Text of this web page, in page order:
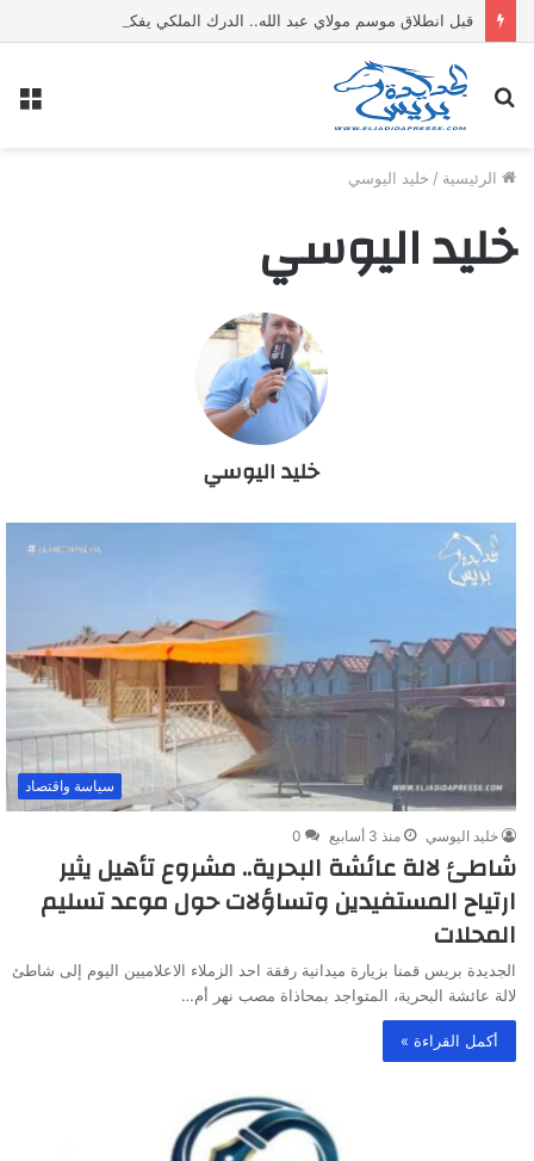
بحث
الرئيسية / خليد اليوسي
خليد اليوسي
خليد اليوسي
سياسة واقتصاد
خليد اليوسي منذ 3 أسابيع 0
شاطئ لالة عائشة البحرية.. مشروع تأهيل يثير
ارتياح المستفيدين وتساؤلات حول موعد تسليم
المحلات
الجديدة بريس قمنا بزيارة ميدانية رفقة احد الزملاء الاعلاميين اليوم إلى شاطئ
لالة عائشة البحرية، المتواجد بمحاذاة مصب نهر أم…
أكمل القراءة »